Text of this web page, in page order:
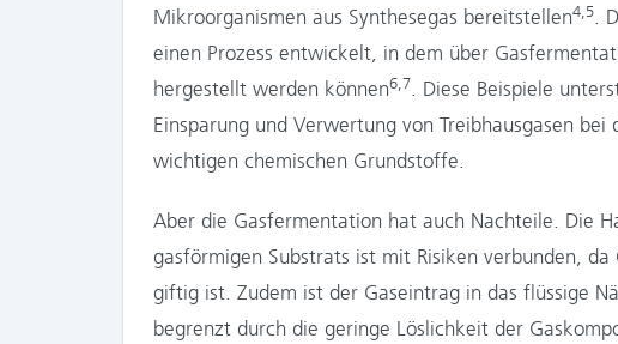
Mikroorganismen aus Synthesegas bereitstellen4,5.
einen Prozess entwickelt, in dem über
hergestellt werden können6,7. Diese Beispiele
Einsparung und Verwertung von Treibhausgasen
wichtigen chemischen Grundstoffe.
Aber die Gasfermentation hat auch Nachteile. Die
gasförmigen Substrats ist mit Risiken verbunden,
giftig ist. Zudem ist der Gaseintrag in das flüssige
begrenzt durch die geringe Löslichkeit der